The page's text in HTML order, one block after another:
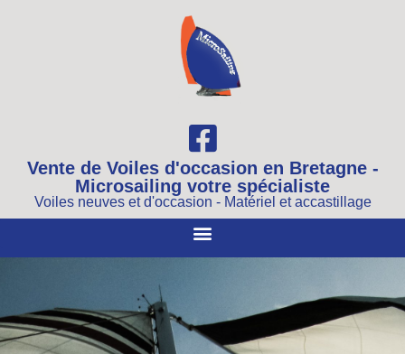
Vente de Voiles d'occasion en Bretagne -
Microsailing votre spécialiste
Voiles neuves et d'occasion - Matériel et accastillage